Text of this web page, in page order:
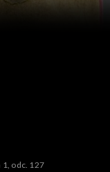
1, odc. 127